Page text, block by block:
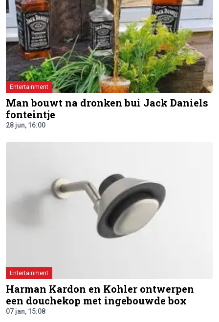
Entertainment
Man bouwt na dronken bui Jack Daniels
fonteintje
28 jun, 16:00
Entertainment
Harman Kardon en Kohler ontwerpen
een douchekop met ingebouwde box
07 jan, 15:08